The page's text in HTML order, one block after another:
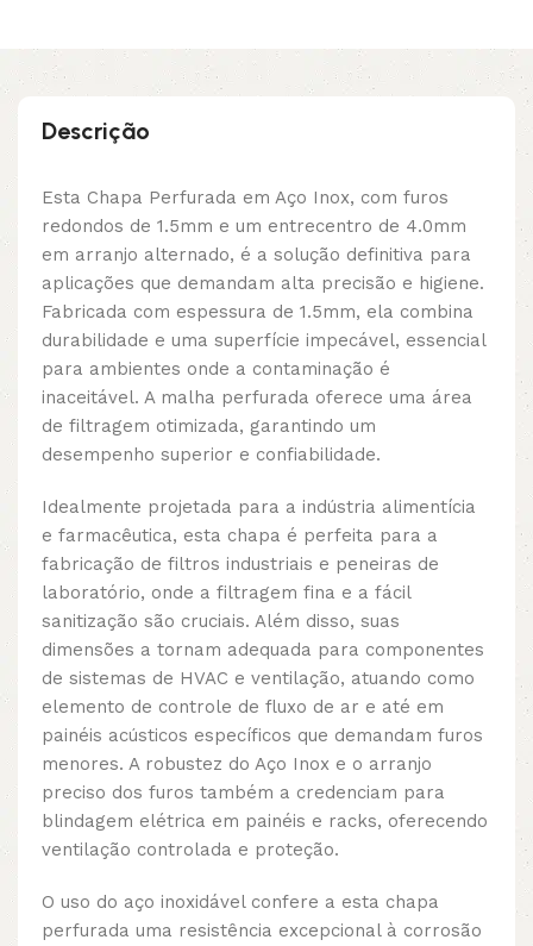
Descrição
Esta Chapa Perfurada em Aço Inox, com furos
redondos de 1.5mm e um entrecentro de 4.0mm
em arranjo alternado, é a solução definitiva para
aplicações que demandam alta precisão e higiene.
Fabricada com espessura de 1.5mm, ela combina
durabilidade e uma superfície impecável, essencial
para ambientes onde a contaminação é
inaceitável. A malha perfurada oferece uma área
de filtragem otimizada, garantindo um
desempenho superior e confiabilidade.
Idealmente projetada para a indústria alimentícia
e farmacêutica, esta chapa é perfeita para a
fabricação de filtros industriais e peneiras de
laboratório, onde a filtragem fina e a fácil
sanitização são cruciais. Além disso, suas
dimensões a tornam adequada para componentes
de sistemas de HVAC e ventilação, atuando como
elemento de controle de fluxo de ar e até em
painéis acústicos específicos que demandam furos
menores. A robustez do Aço Inox e o arranjo
preciso dos furos também a credenciam para
blindagem elétrica em painéis e racks, oferecendo
ventilação controlada e proteção.
O uso do aço inoxidável confere a esta chapa
perfurada uma resistência excepcional à corrosão